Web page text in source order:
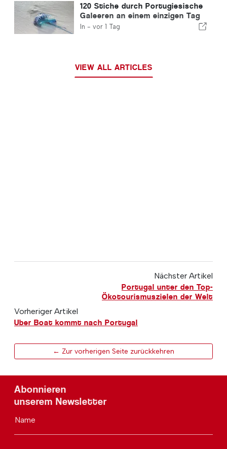
120 Stiche durch Portugiesische
Galeeren an einem einzigen Tag
verzeichnet
In - vor 1 Tag
VIEW ALL ARTICLES
Nächster Artikel
Portugal unter den Top-
Ökotourismuszielen der Welt
Vorheriger Artikel
Uber Boat kommt nach Portugal
← Zur vorherigen Seite zurückkehren
Abonnieren
unserem Newsletter
Name